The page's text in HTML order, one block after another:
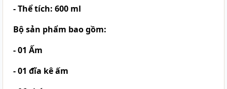
- Thể tích: 600 ml
Bộ sản phẩm bao gồm:
- 01 Ấm
- 01 đĩa kê ấm